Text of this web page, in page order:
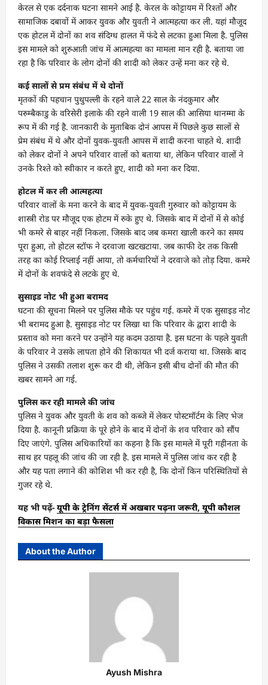
केरल से एक दर्दनाक घटना सामने आई है. केरल के कोट्टायम में रिश्तों और
सामाजिक दबावों में आकर युवक और युवती ने आत्महत्या कर ली. यहां मौजूद
एक होटल में दोनों का शव संदिग्ध हालत में फंदे से लटका हुआ मिला है. पुलिस
इस मामले को शुरुआती जांच में आत्महत्या का मामला मान रही है. बताया जा
रहा है कि परिवार के लोग दोनों की शादी को लेकर उन्हें मना कर रहे थे.
कई सालों से प्रम संबंध में थे दोनों
मृतकों की पहचान पुथुपल्ली के रहने वाले 22 साल के नंदकुमार और
परुम्बैकाडु के वरिसेरी इलाके की रहने वाली 19 साल की आसिया थानम्मा के
रूप में की गई है. जानकारी के मुताबिक दोनं आपस में पिछले कुछ सालों से
प्रेम संबंध में थे और दोनों युवक-युवती आपस में शादी करना चाहते थे. शादी
को लेकर दोनों ने अपने परिवार वालों को बताया था, लेकिन परिवार वालों ने
उनके रिश्ते को स्वीकार न करते हुए, शादी को मना कर दिया.
होटल में कर ली आत्महत्या
परिवार वालों के मना करने के बाद में युवक-युवती गुरुवार को कोट्टायम के
शास्त्री रोड पर मौजूद एक होटम में रुके हुए थे. जिसके बाद में दोनों में से कोई
भी कमरे से बाहर नहीं निकला. जिसके बाद जब कमरा खाली करने का समय
पूरा हुआ, तो होटल स्टॉफ ने दरवाजा खटखटाया. जब काफी देर तक किसी
तरह का कोई रिप्लाई नहीं आया, तो कर्मचारियों ने दरवाजे को तोड़ दिया. कमरे
में दोनों के शवफंदे से लटके हुए थे.
सुसाइड नोट भी हुआ बरामद
घटना की सूचना मिलने पर पुलिस मौके पर पहुंच गई. कमरे में एक सुसाइड नोट
भी बरामद हुआ है. सुसाइड नोट पर लिखा था कि परिवार के द्वारा शादी के
प्रस्ताव को मना करने पर उन्होंने यह कदम उठाया है. इस घटना के पहले युवती
के परिवार ने उसके लापता होने की शिकायत भी दर्ज कराया था. जिसके बाद
पुलिस ने उसकी तलाश शुरू कर दी थी, लेकिन इसी बीच दोनों की मौत की
खबर सामने आ गई.
पुलिस कर रही मामले की जांच
पुलिस ने युवक और युवती के शव को कब्जे में लेकर पोस्टमॉर्टम के लिए भेज
दिया है. कानूनी प्रक्रिया के पूरे होने के बाद में दोनों के शव परिवार को सौंप
दिए जाएंगे. पुलिस अधिकारियों का कहना है कि इस मामले में पूरी गहीनता के
साथ हर पहलू की जांच की जा रही है. इस मामले में पुलिस जांच कर रही है
और यह पता लगाने की कोशिश भी कर रही है, कि दोनों किन परिस्थितियों से
गुजर रहे थे.
यह भी पढ़ें- यूपी के ट्रेनिंग सेंटर्स में अखबार पढ़ना जरूरी, यूपी कौशल
विकास मिशन का बड़ा फैसला
About the Author
Ayush Mishra